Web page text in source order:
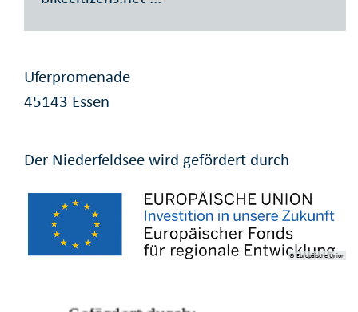
Uferpromenade
45143 Essen
Der Niederfeldsee wird gefördert durch
© Europäische Union